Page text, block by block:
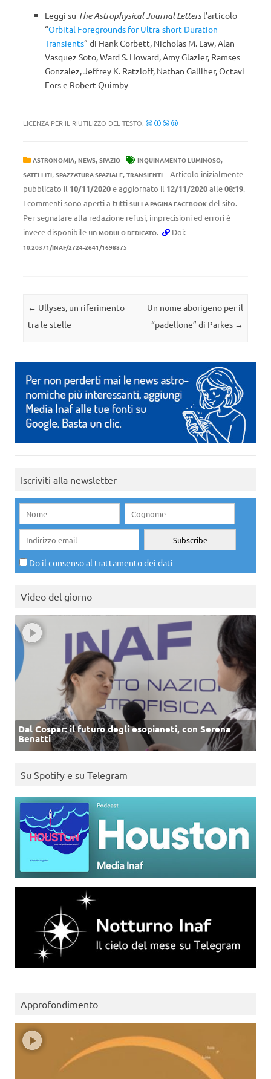
Leggi su The Astrophysical Journal Lettersl’articolo
“Orbital Foregrounds for Ultra-short Duration
Transients” di Hank Corbett, Nicholas M. Law, Alan
Vasquez Soto, Ward S. Howard, Amy Glazier, Ramses
Gonzalez, Jeffrey K. Ratzloff, Nathan Galliher, Octavi
Fors e Robert Quimby
LICENZA PER IL RIUTILIZZO DEL TESTO:
ASTRONOMIA, NEWS, SPAZIO INQUINAMENTO LUMINOSO,
SATELLITI, SPAZZATURA SPAZIALE, TRANSIENTI
Articolo inizialmente
pubblicato il 10/11/2020e aggiornato il 12/11/2020alle08:19.
I commenti sono aperti a tutti SULLA PAGINA FACEBOOK del sito.
Per segnalare alla redazione refusi, imprecisioni ed errori è
invece disponibile un MODULO DEDICATO. Doi:
10.20371/INAF/2724-2641/1698875
Navigazione articolo
← Ullyses, un riferimento
tra le stelle
Un nome aborigeno per il
“padellone” di Parkes →
Iscriviti alla newsletter
Do il consenso al trattamento dei dati
Video del giorno
Dal Cospar: il futuro degli esopianeti, con Serena
Benatti
Su Spotify e su Telegram
Approfondimento